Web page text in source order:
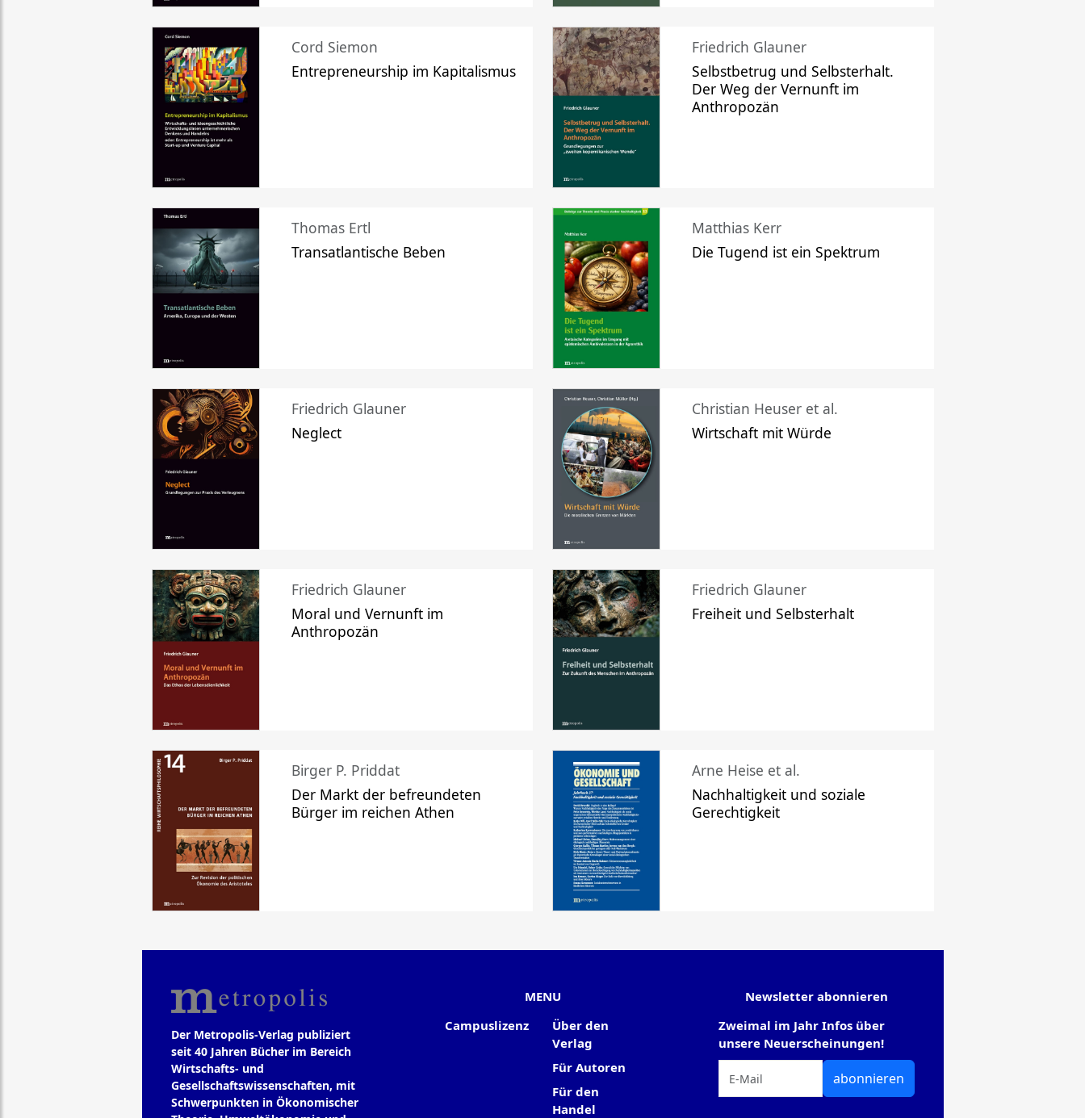
Cord Siemon
Entrepreneurship im Kapitalismus
Friedrich Glauner
Selbstbetrug und Selbsterhalt.
Der Weg der Vernunft im
Anthropozän
Thomas Ertl
Transatlantische Beben
Matthias Kerr
Die Tugend ist ein Spektrum
Friedrich Glauner
Neglect
Christian Heuser et al.
Wirtschaft mit Würde
Friedrich Glauner
Moral und Vernunft im
Anthropozän
Friedrich Glauner
Freiheit und Selbsterhalt
Birger P. Priddat
Der Markt der befreundeten
Bürger im reichen Athen
Arne Heise et al.
Nachhaltigkeit und soziale
Gerechtigkeit
Der Metropolis-Verlag publiziert
seit 40 Jahren Bücher im Bereich
Wirtschafts- und
Gesellschaftswissenschaften, mit
Schwerpunkten in Ökonomischer
MENU
Campuslizenz
Über den
Verlag
Für Autoren
Für den
Handel
Newsletter abonnieren
Zweimal im Jahr Infos über
unsere Neuerscheinungen!
abonnieren